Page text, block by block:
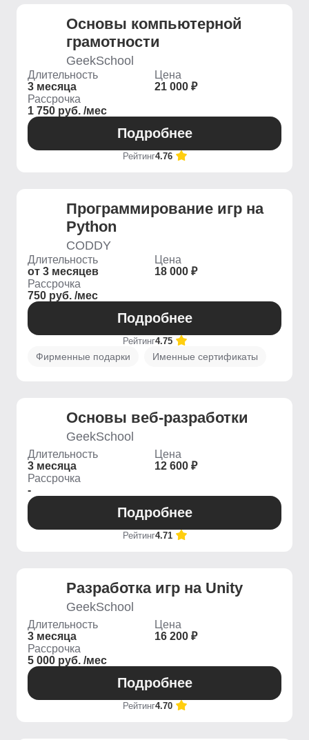
Основы компьютерной
грамотности
GeekSchool
Длительность
3 месяца
Цена
21 000 ₽
Рассрочка
1 750 руб. /мес
Подробнее
Рейтинг4.76
Программирование игр на
Python
CODDY
Длительность
от 3 месяцев
Цена
18 000 ₽
Рассрочка
750 руб. /мес
Подробнее
Рейтинг4.75
Фирменные подарки Именные сертификаты
Основы веб-разработки
GeekSchool
Длительность
3 месяца
Цена
12 600 ₽
Рассрочка
-
Подробнее
Рейтинг4.71
Разработка игр на Unity
GeekSchool
Длительность
3 месяца
Цена
16 200 ₽
Рассрочка
5 000 руб. /мес
Подробнее
Рейтинг4.70